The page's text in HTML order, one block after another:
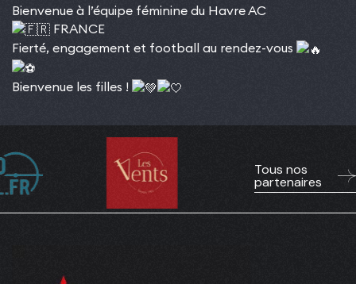
Bienvenue à l’équipe féminine du Havre AC
FRANCE
Fierté, engagement et football au rendez-vous
Bienvenue les filles !
Tous nos
partenaires